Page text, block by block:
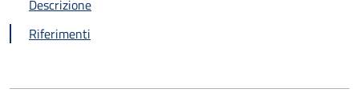
Descrizione
Riferimenti